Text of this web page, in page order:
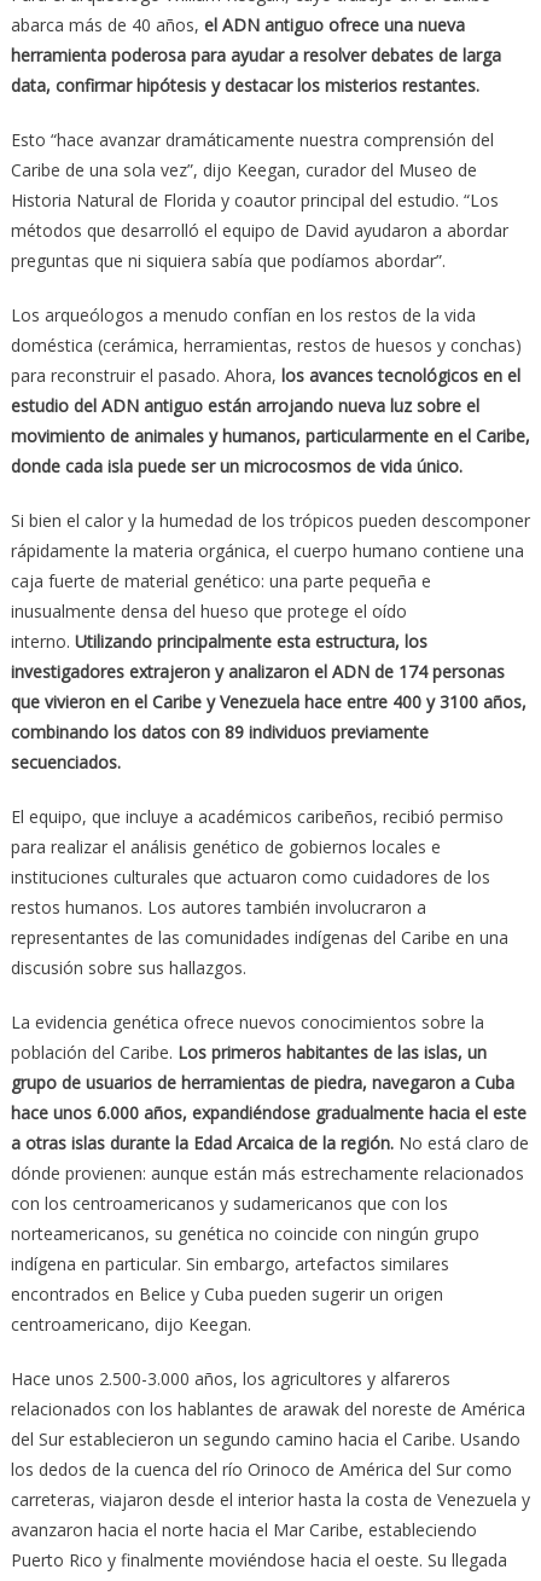
abarca más de 40 años, el ADN antiguo ofrece una nueva
herramienta poderosa para ayudar a resolver debates de larga
data, confirmar hipótesis y destacar los misterios restantes.
Esto “hace avanzar dramáticamente nuestra comprensión del
Caribe de una sola vez”, dijo Keegan, curador del Museo de
Historia Natural de Florida y coautor principal del estudio. “Los
métodos que desarrolló el equipo de David ayudaron a abordar
preguntas que ni siquiera sabía que podíamos abordar”.
Los arqueólogos a menudo confían en los restos de la vida
doméstica (cerámica, herramientas, restos de huesos y conchas)
para reconstruir el pasado. Ahora, los avances tecnológicos en el
estudio del ADN antiguo están arrojando nueva luz sobre el
movimiento de animales y humanos, particularmente en el Caribe,
donde cada isla puede ser un microcosmos de vida único.
Si bien el calor y la humedad de los trópicos pueden descomponer
rápidamente la materia orgánica, el cuerpo humano contiene una
caja fuerte de material genético: una parte pequeña e
inusualmente densa del hueso que protege el oído
interno. Utilizando principalmente esta estructura, los
investigadores extrajeron y analizaron el ADN de 174 personas
que vivieron en el Caribe y Venezuela hace entre 400 y 3100 años,
combinando los datos con 89 individuos previamente
secuenciados.
El equipo, que incluye a académicos caribeños, recibió permiso
para realizar el análisis genético de gobiernos locales e
instituciones culturales que actuaron como cuidadores de los
restos humanos. Los autores también involucraron a
representantes de las comunidades indígenas del Caribe en una
discusión sobre sus hallazgos.
La evidencia genética ofrece nuevos conocimientos sobre la
población del Caribe. Los primeros habitantes de las islas, un
grupo de usuarios de herramientas de piedra, navegaron a Cuba
hace unos 6.000 años, expandiéndose gradualmente hacia el este
a otras islas durante la Edad Arcaica de la región. No está claro de
dónde provienen: aunque están más estrechamente relacionados
con los centroamericanos y sudamericanos que con los
norteamericanos, su genética no coincide con ningún grupo
indígena en particular. Sin embargo, artefactos similares
encontrados en Belice y Cuba pueden sugerir un origen
centroamericano, dijo Keegan.
Hace unos 2.500-3.000 años, los agricultores y alfareros
relacionados con los hablantes de arawak del noreste de América
del Sur establecieron un segundo camino hacia el Caribe. Usando
los dedos de la cuenca del río Orinoco de América del Sur como
carreteras, viajaron desde el interior hasta la costa de Venezuela y
avanzaron hacia el norte hacia el Mar Caribe, estableciendo
Puerto Rico y finalmente moviéndose hacia el oeste. Su llegada